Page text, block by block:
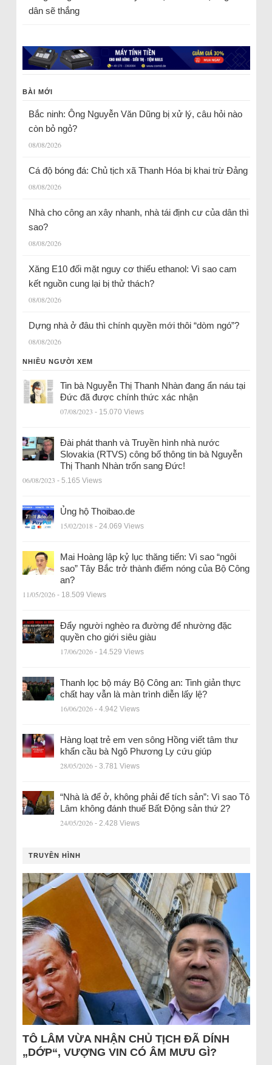
dân sẽ thắng
BÀI MỚI
Bắc ninh: Ông Nguyễn Văn Dũng bị xử lý, câu hỏi nào
còn bỏ ngỏ?
08/08/2026
Cá độ bóng đá: Chủ tịch xã Thanh Hóa bị khai trừ Đảng
08/08/2026
Nhà cho công an xây nhanh, nhà tái định cư của dân thì
sao?
08/08/2026
Xăng E10 đối mặt nguy cơ thiếu ethanol: Vì sao cam
kết nguồn cung lại bị thử thách?
08/08/2026
Dựng nhà ở đâu thì chính quyền mới thôi “dòm ngó”?
08/08/2026
NHIỀU NGƯỜI XEM
Tin bà Nguyễn Thị Thanh Nhàn đang ẩn náu tại
Đức đã được chính thức xác nhận
07/08/2023 - 15.070 Views
Đài phát thanh và Truyền hình nhà nước
Slovakia (RTVS) công bố thông tin bà Nguyễn
Thị Thanh Nhàn trốn sang Đức!
06/08/2023 - 5.165 Views
Ủng hộ Thoibao.de
15/02/2018 - 24.069 Views
Mai Hoàng lập kỷ lục thăng tiến: Vì sao “ngôi
sao” Tây Bắc trở thành điểm nóng của Bộ Công
an?
11/05/2026 - 18.509 Views
Đẩy người nghèo ra đường để nhường đặc
quyền cho giới siêu giàu
17/06/2026 - 14.529 Views
Thanh lọc bộ máy Bộ Công an: Tinh giản thực
chất hay vẫn là màn trình diễn lấy lệ?
16/06/2026 - 4.942 Views
Hàng loạt trẻ em ven sông Hồng viết tâm thư
khẩn cầu bà Ngô Phương Ly cứu giúp
28/05/2026 - 3.781 Views
“Nhà là để ở, không phải để tích sản”: Vì sao Tô
Lâm không đánh thuế Bất Động sản thứ 2?
24/05/2026 - 2.428 Views
TRUYỀN HÌNH
TÔ LÂM VỪA NHẬN CHỦ TỊCH ĐÃ DÍNH
„DỚP“, VƯỢNG VIN CÓ ÂM MƯU GÌ?